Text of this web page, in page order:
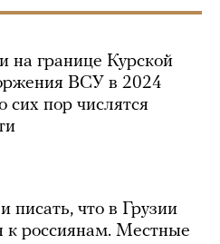
на границе Курской
ВСУ в 2024
сих пор числятся
писать, что в Грузии
к россиянам. Местные